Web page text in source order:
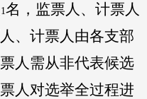
1名，监票人、计票人
、计票人由各支部
人需从非代表候选
人对选举全过程进